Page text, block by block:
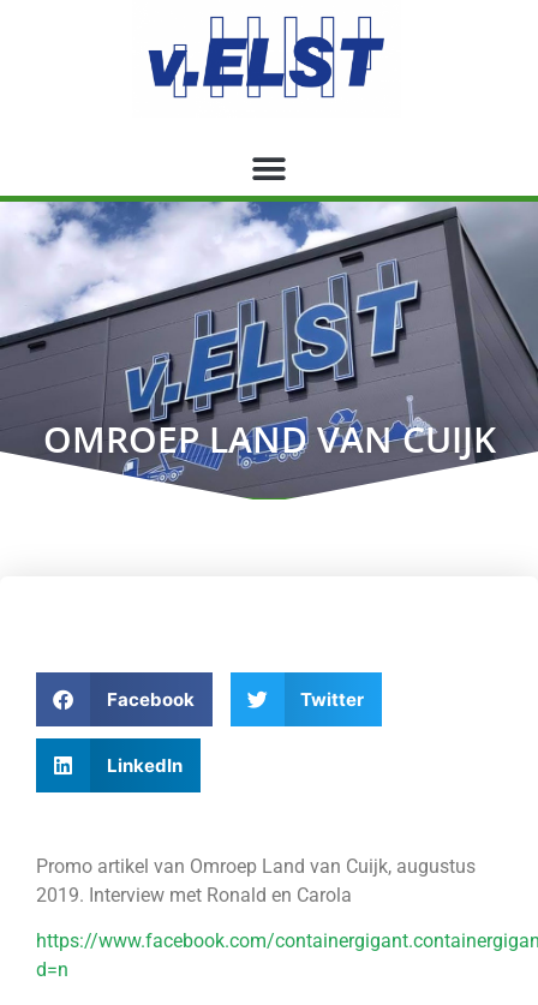
OMROEP LAND VAN CUIJK
Facebook Twitter
LinkedIn
Promo artikel van Omroep Land van Cuijk, augustus
2019. Interview met Ronald en Carola
https://www.facebook.com/
d=n